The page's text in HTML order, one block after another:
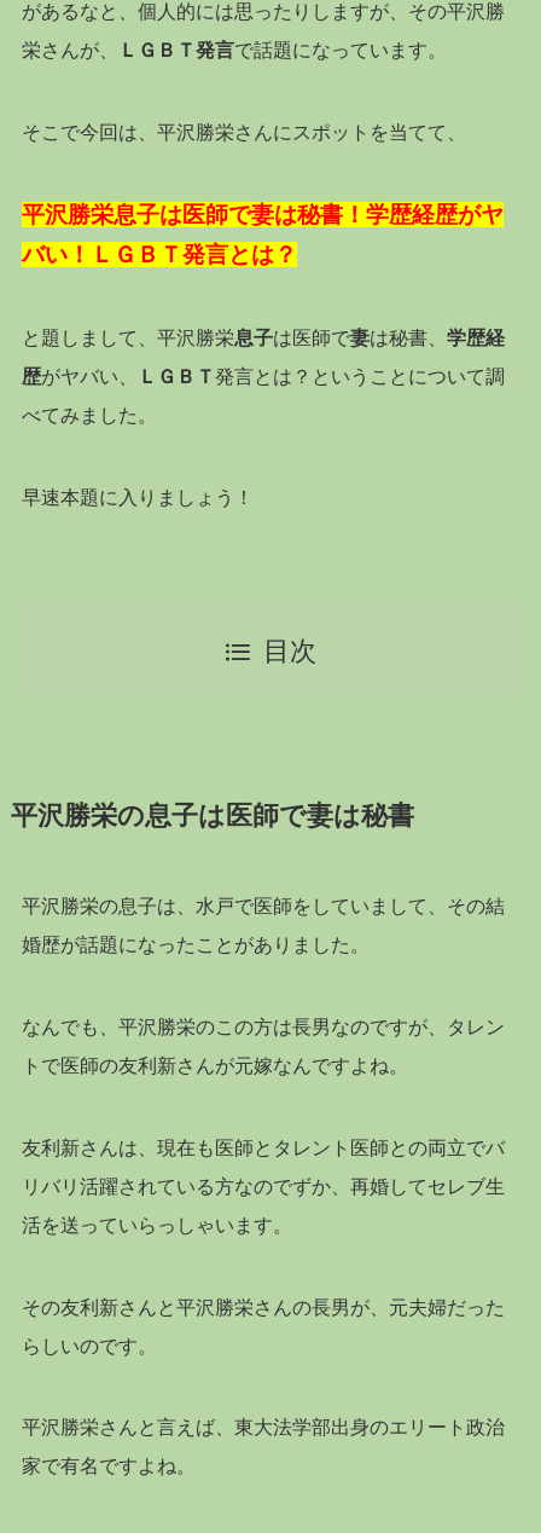
があるなと、個人的には思ったりしますが、その平沢勝
栄さんが、
ＬＧＢＴ発言で話題になっています。
そこで今回は、平沢勝栄さんにスポットを当てて、
平沢勝栄息子は医師で妻は秘書！学歴経歴がヤ
バい！ＬＧＢＴ発言とは？
と題しまして、平沢勝栄息子は医師で妻は秘書、 学歴経
歴がヤバい、 ＬＧＢＴ発言とは？ということについて調
べてみました。
早速本題に入りましょう！
目次
平沢勝栄の息子は医師で妻は秘書
平沢勝栄の息子は、水戸で医師をしていまして、その結
婚歴が話題になったことがありました。
なんでも、平沢勝栄のこの方は長男なのですが、タレン
トで医師の友利新さんが元嫁なんですよね。
友利新さんは、現在も医師とタレント医師との両立でバ
リバリ活躍されている方なのでずか、再婚してセレブ生
活を送っていらっしゃいます。
その友利新さんと平沢勝栄さんの長男が、元夫婦だった
らしいのです。
平沢勝栄さんと言えば、東大法学部出身のエリート政治
家で有名ですよね。